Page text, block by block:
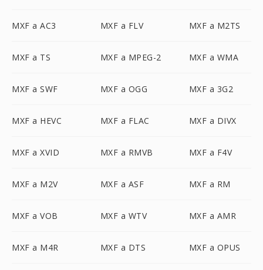
MXF a AC3 MXF a FLV MXF a M2TS
MXF a TS MXF a MPEG-2 MXF a WMA
MXF a SWF MXF a OGG MXF a 3G2
MXF a HEVC MXF a FLAC MXF a DIVX
MXF a XVID MXF a RMVB MXF a F4V
MXF a M2V MXF a ASF MXF a RM
MXF a VOB MXF a WTV MXF a AMR
MXF a M4R MXF a DTS MXF a OPUS